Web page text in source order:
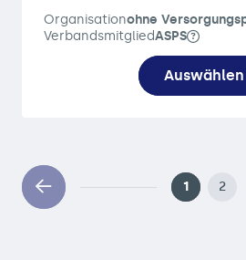
Organisationohne
VerbandsmitgliedASPS
Auswählen
1 2